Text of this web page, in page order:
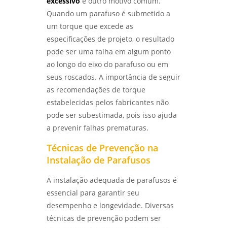
COMO ESCOLHER O MELHOR LABORATÓRIO DE
LABMETAL
COMO ESCOLHER UM LABORATÓRIO DE
ENSAIOS MECÂNICOS E MATERIAIS EFICIENTES
- LABMETAL
SERVIÇO DE QUALIFICAÇÃO DE SOLDADOR
PARA AUMENTAR SUAS OPORTUNIDADES
PROFISSIONAIS - LABMETAL
TORNAR UM PROFISSIONAL RECONHECIDO NA
ÁREA - LABMETAL
ENSAIOS MECÂNICOS: COMO GARANTIR A
UTILIZADOS - LABMETAL
ENSAIOS MECÂNICOS DE MATERIAIS
Quando um parafuso é submetido a
um torque que excede as
especificações de projeto, o resultado
pode ser uma falha em algum ponto
ao longo do eixo do parafuso ou em
seus roscados. A importância de seguir
as recomendações de torque
estabelecidas pelos fabricantes não
pode ser subestimada, pois isso ajuda
a prevenir falhas prematuras.
Técnicas de Prevenção na
Instalação de Parafusos
A instalação adequada de parafusos é
essencial para garantir seu
desempenho e longevidade. Diversas
técnicas de prevenção podem ser